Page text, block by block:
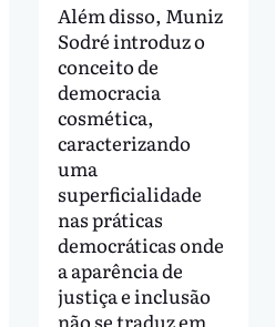
Além disso, Muniz
Sodré introduz o
conceito de
democracia
cosmética,
caracterizando
uma
superficialidade
nas práticas
democráticas onde
a aparência de
justiça e inclusão
não se traduz em